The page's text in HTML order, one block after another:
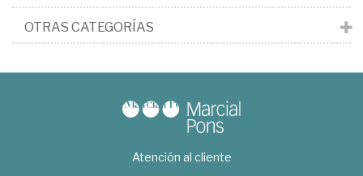
OTRAS CATEGORÍAS
Atención al cliente